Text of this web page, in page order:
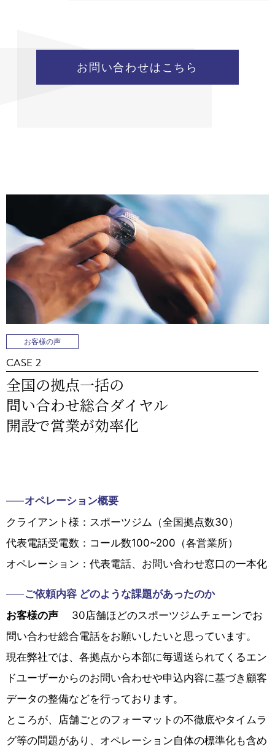
お問い合わせはこちら
お客様の声
CASE 2
全国の拠点一括の
問い合わせ総合ダイヤル
開設で営業が効率化
オペレーション概要
クライアント様：スポーツジム（全国拠点数30）
代表電話受電数：コール数100~200（各営業所）
オペレーション：代表電話、お問い合わせ窓口の一本化
ご依頼内容 どのような課題があったのか
お客様の声
30店舗ほどのスポーツジムチェーンでお
問い合わせ総合電話をお願いしたいと思っています。
現在弊社では、各拠点から本部に毎週送られてくるエン
ドユーザーからのお問い合わせや申込内容に基づき顧客
データの整備などを行っております。
ところが、店舗ごとのフォーマットの不徹底やタイムラ
グ等の問題があり、オペレーション自体の標準化も含め